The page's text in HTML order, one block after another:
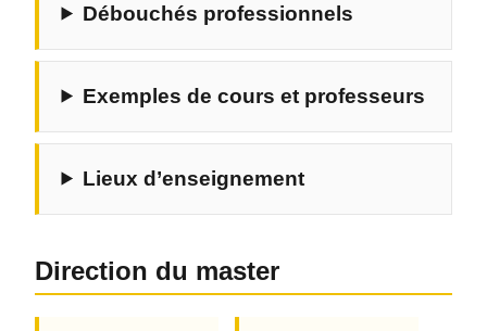
Débouchés professionnels
Exemples de cours et professeurs
Lieux d’enseignement
Direction du master